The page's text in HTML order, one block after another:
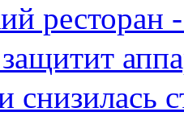
снизилась